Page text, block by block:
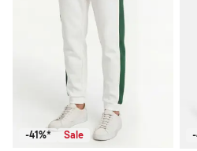
-41%* Sale